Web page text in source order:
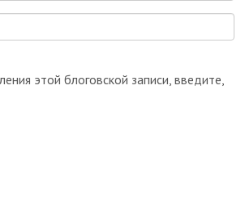
этой блоговской записи, введите,